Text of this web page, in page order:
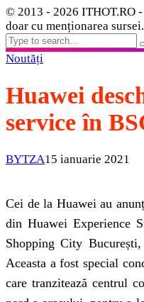
© 2013 - 2026 ITHOT.RO
doar cu menționarea sursei.
Noutăți
Huawei
service în
BYTZA15 ianuarie 2021
Cei de la Huawei au
din Huawei Experience
Shopping City
Aceasta a fost special
care tranzitează centrul